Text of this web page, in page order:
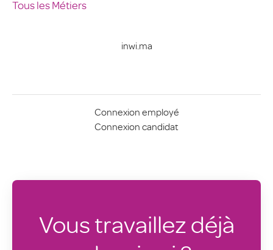
Tous les Métiers
inwi.ma
Connexion employé
Connexion candidat
Vous travaillez déjà